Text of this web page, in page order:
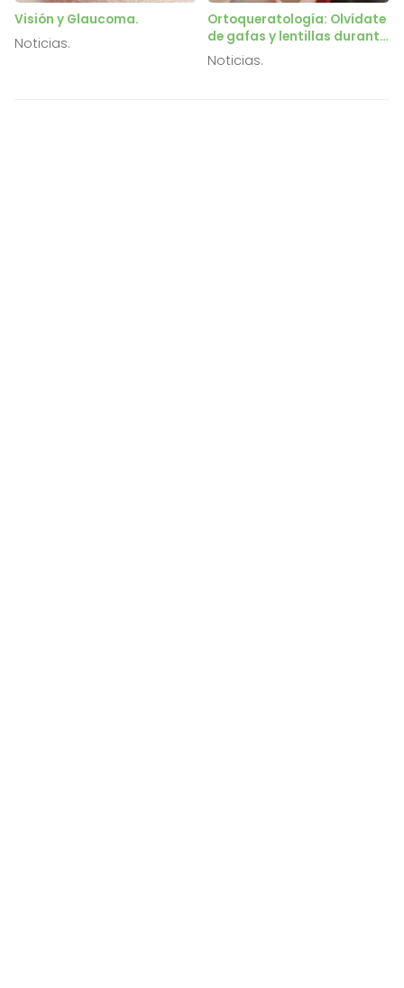
Visión y Glaucoma.
Noticias.
Ortoqueratología: Olvídate
de gafas y lentillas durante
el día.
Noticias.